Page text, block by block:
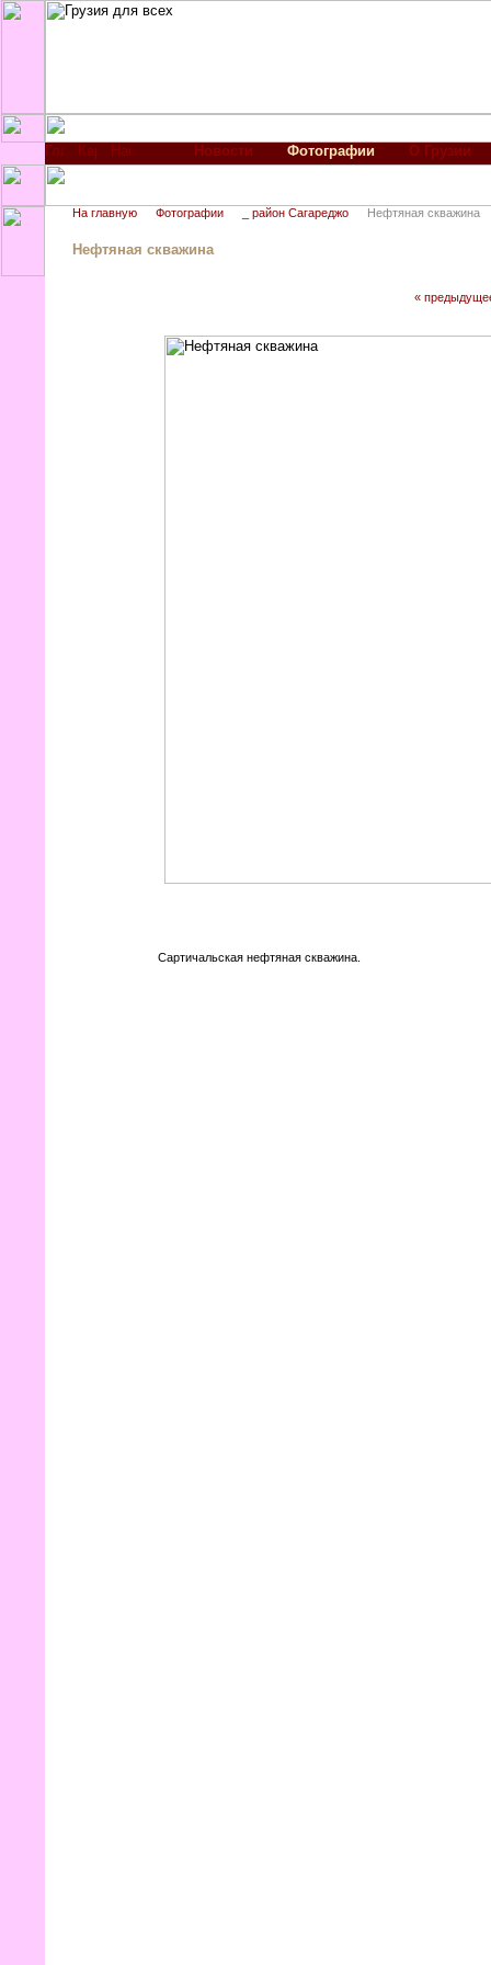
Новости Фотографии О Грузии
На главную Фотографии _ район Сагареджо Нефтяная скважина
Нефтяная скважина
«
Сартичальская нефтяная скважина.